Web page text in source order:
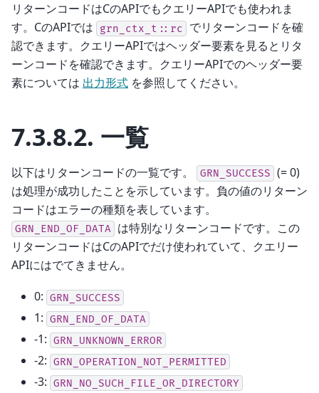
リターンコードはCのAPIでもクエリーAPIでも使われま
す。CのAPIでは
grn_ctx_t::rc
でリターンコードを確
認できます。クエリーAPIではヘッダー要素を見るとリタ
ーンコードを確認できます。クエリーAPIでのヘッダー要
素については 出力形式 を参照してください。
7.3.8.2. 一覧
以下はリターンコードの一覧です。 GRN_SUCCESS (= 0)
は処理が成功したことを示しています。負の値のリターン
コードはエラーの種類を表しています。
GRN_END_OF_DATA は特別なリターンコードです。この
リターンコードはCのAPIでだけ使われていて、クエリー
APIにはでてきません。
0: GRN_SUCCESS
1: GRN_END_OF_DATA
-1: GRN_UNKNOWN_ERROR
-2: GRN_OPERATION_NOT_PERMITTED
-3: GRN_NO_SUCH_FILE_OR_DIRECTORY